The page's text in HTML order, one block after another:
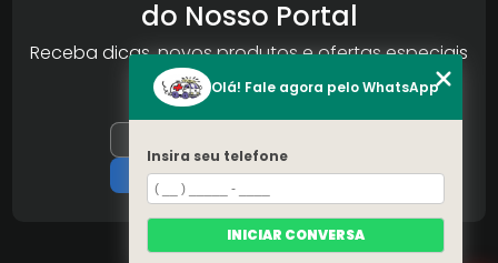
do Nosso Portal
Receba dicas, novos produtos e ofertas especiais
da Reconlog
Olá! Fale agora pelo WhatsApp
Insira seu telefone
INICIAR CONVERSA